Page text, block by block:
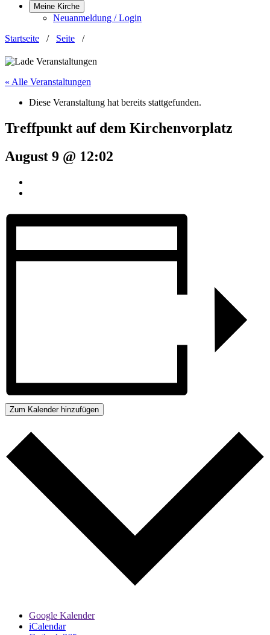
Meine Kirche
Neuanmeldung / Login
Startseite / Seite /
« Alle Veranstaltungen
Diese Veranstaltung hat bereits stattgefunden.
Treffpunkt auf dem Kirchenvorplatz
August 9 @ 12:02
Zum Kalender hinzufügen
Google Kalender
iCalendar